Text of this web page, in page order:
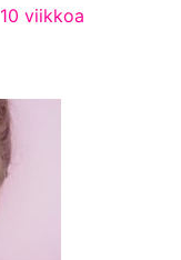
viikkoa